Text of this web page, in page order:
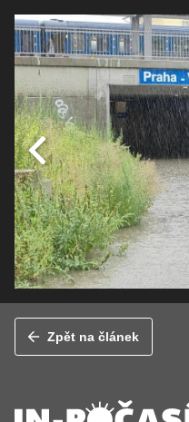
Zpět na článek